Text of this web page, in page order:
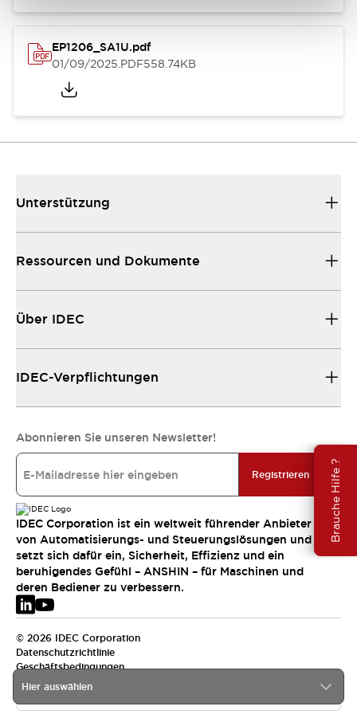
Brauche Hilfe ?
EP1206_SA1U.pdf
01/09/2025.PDF558.74KB
Hier auswählen
Unterstützung
Ressourcen und Dokumente
Über IDEC
IDEC-Verpflichtungen
Abonnieren Sie unseren Newsletter!
Registrieren
IDEC Corporation ist ein weltweit führender Anbieter
von Automatisierungs- und Steuerungslösungen und
setzt sich dafür ein, Sicherheit, Effizienz und ein
beruhigendes Gefühl – ANSHIN – für Maschinen und
deren Bediener zu verbessern.
© 2026 IDEC Corporation
Datenschutzrichtlinie
Geschäftsbedingungen
EMEA